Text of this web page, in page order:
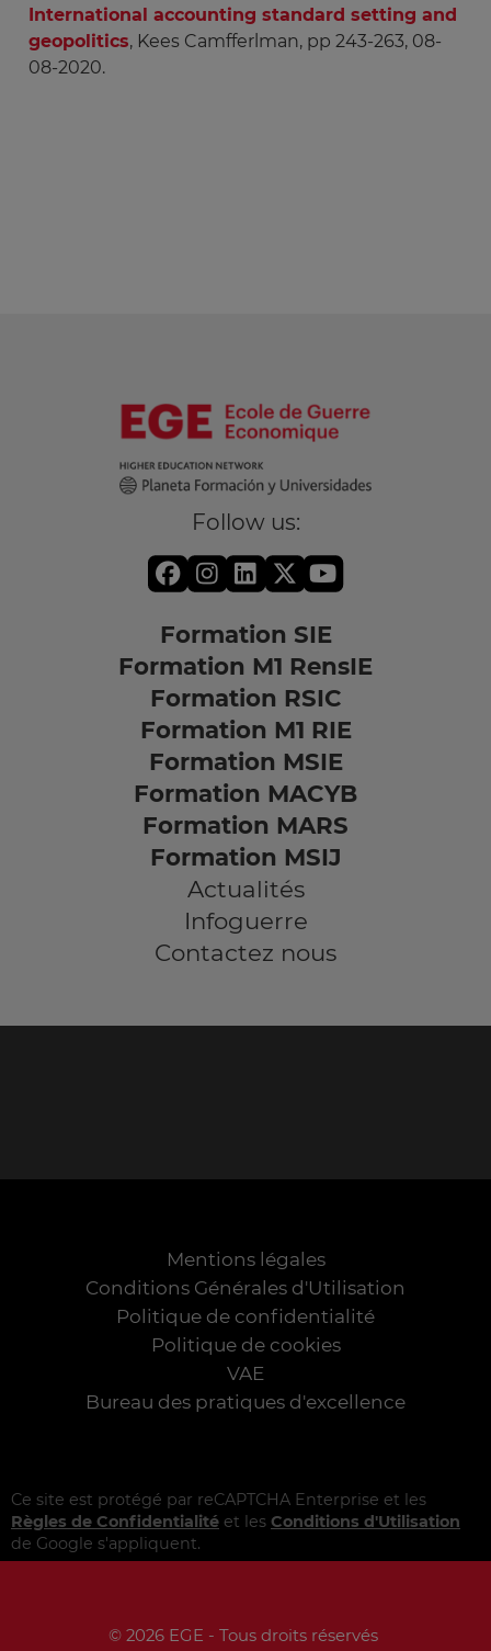
International accounting standard setting and
geopolitics, Kees Camfferlman, pp 243-263, 08-
08-2020.
Follow us:
Formation SIE
Formation M1 RensIE
Formation RSIC
Formation M1 RIE
Formation MSIE
Formation MACYB
Formation MARS
Formation MSIJ
Actualités
Infoguerre
Contactez nous
Mentions légales
Conditions Générales d'Utilisation
Politique de confidentialité
Politique de cookies
VAE
Bureau des pratiques d'excellence
Ce site est protégé par reCAPTCHA Enterprise et les
Règles de Confidentialité et les Conditions d'Utilisation
de Google s'appliquent.
© 2026 EGE - Tous droits réservés